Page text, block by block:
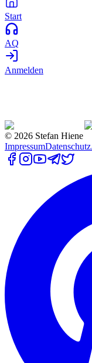
Start
AQ
Anmelden
© 2026 Stefan Hiene
ImpressumDatenschutz